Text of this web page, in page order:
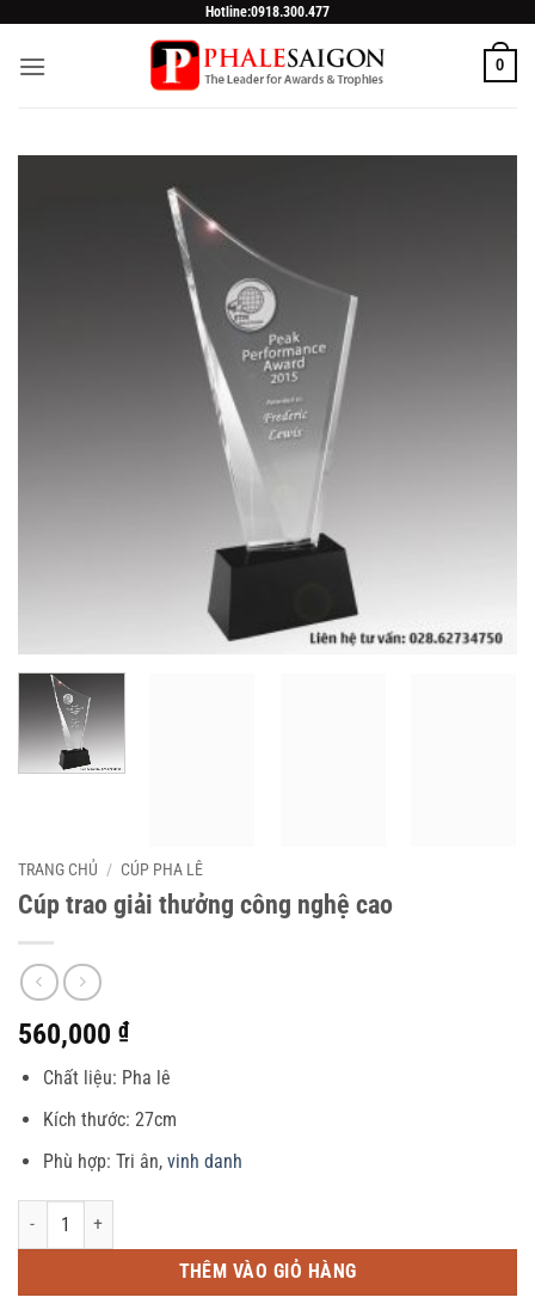
content
Hotline:0918.300.477
0
TRANG CHỦ / CÚP PHA LÊ
Cúp trao giải thưởng công nghệ cao
560,000 ₫
Chất liệu: Pha lê
Kích thước: 27cm
Phù hợp: Tri ân, vinh danh
Số lượng
THÊM VÀO GIỎ HÀNG